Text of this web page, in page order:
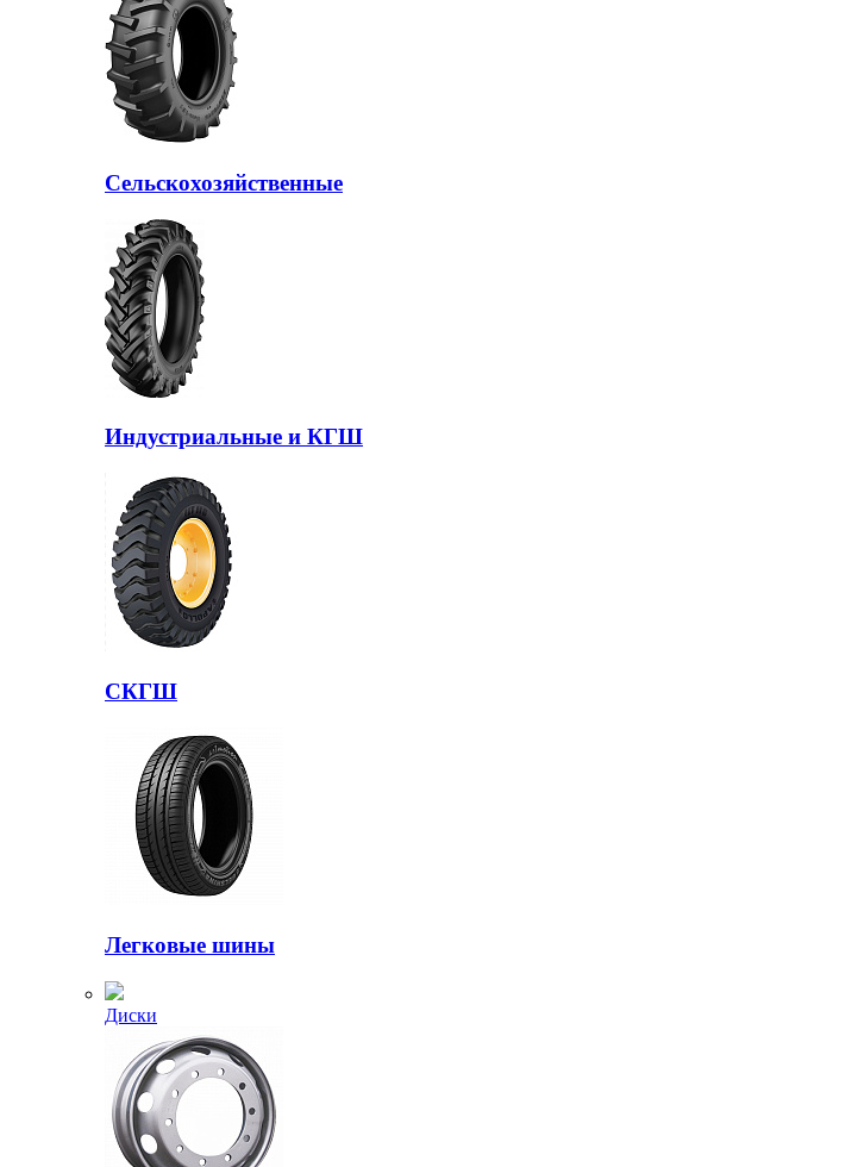
Сельскохозяйственные
Индустриальные и КГШ
СКГШ
Легковые шины
Диски